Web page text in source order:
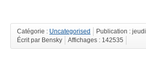
Catégorie : Uncategorised
Publication :
Écrit par Bensky
Affichages : 142535